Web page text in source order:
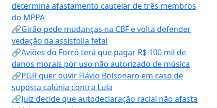
determina afastamento cautelar de três membros
do MPPA
🔗Girão pede mudanças na CBF e volta defender
vedação da assistolia fetal
🔗Aviões do Forró terá que pagar R$ 100 mil de
danos morais por uso não autorizado de música
🔗PGR quer ouvir Flávio Bolsonaro em caso de
suposta calúnia contra Lula
🔗Juiz decide que autodeclaração racial não afasta